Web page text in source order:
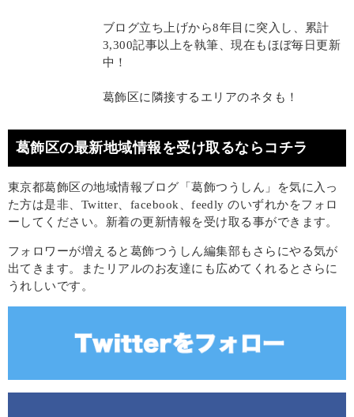
ブログ立ち上げから8年目に突入し、累計
3,300記事以上を執筆、現在もほぼ毎日更新
中！
葛飾区に隣接するエリアのネタも！
葛飾区の最新地域情報を受け取るならコチラ
東京都葛飾区の地域情報ブログ「葛飾つうしん」を気に入っ
た方は是非、Twitter、facebook、feedly のいずれかをフォロ
ーしてください。新着の更新情報を受け取る事ができます。
フォロワーが増えると葛飾つうしん編集部もさらにやる気が
出てきます。またリアルのお友達にも広めてくれるとさらに
うれしいです。